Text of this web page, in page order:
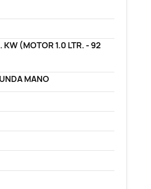
(MOTOR 1.0 LTR. - 92
MANO